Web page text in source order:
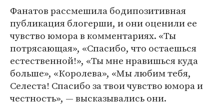
Фанатов рассмешила бодипозитивная
публикация блогерши, и они оценили ее
чувство юмора в комментариях. «Ты
потрясающая», «Спасибо, что остаешься
естественной!», «Ты мне нравишься куда
больше», «Королева», «Мы любим тебя,
Селеста! Спасибо за твои чувство юмора и
честность», — высказывались они.